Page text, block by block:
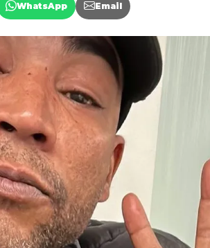
WhatsApp Email